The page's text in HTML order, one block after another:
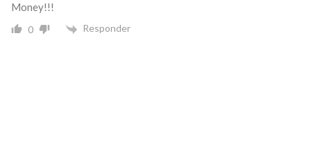
Money!!!
0 Responder